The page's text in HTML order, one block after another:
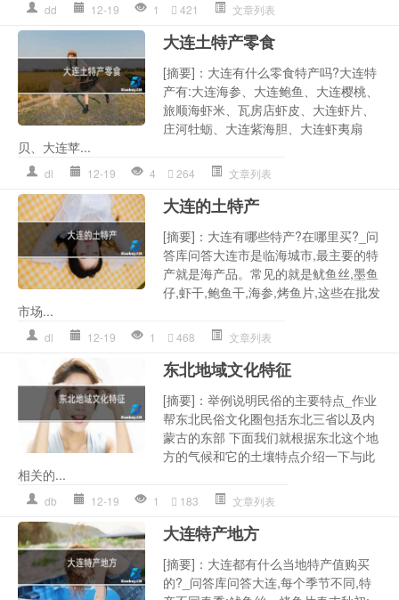
dd 12-19 1 421 文章列表
大连土特产零食
[摘要]：大连有什么零食特产吗?大连特
产有:大连海参、大连鲍鱼、大连樱桃、
旅顺海虾米、瓦房店虾皮、大连虾片、
庄河牡蛎、大连紫海胆、大连虾夷扇
贝、大连苹...
dl 12-19 4 264 文章列表
大连的土特产
[摘要]：大连有哪些特产?在哪里买?_问
答库问答大连市是临海城市,最主要的特
产就是海产品。常见的就是鱿鱼丝,墨鱼
仔,虾干,鲍鱼干,海参,烤鱼片,这些在批发
市场...
dl 12-19 1 468 文章列表
东北地域文化特征
[摘要]：举例说明民俗的主要特点_作业
帮东北民俗文化圈包括东北三省以及内
蒙古的东部 下面我们就根据东北这个地
方的气候和它的土壤特点介绍一下与此
相关的...
db 12-19 1 183 文章列表
大连特产地方
[摘要]：大连都有什么当地特产值购买
的?_问答库问答大连,每个季节不同,特